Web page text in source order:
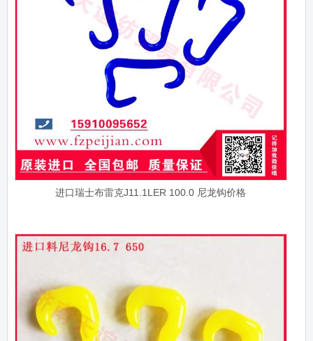
进口瑞士布雷克J11.1LER 100.0 尼龙钩价格